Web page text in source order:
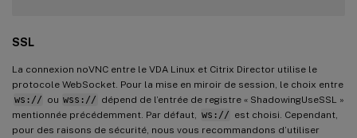
SSL
La connexion noVNC entre le VDA Linux et Citrix Director utilise le
protocole WebSocket. Pour la mise en miroir de session, le choix entre
ws:// ou wss:// dépend de l’entrée de registre « ShadowingUseSSL »
mentionnée précédemment. Par défaut,
ws:// est choisi. Cependant,
pour des raisons de sécurité, nous vous recommandons d’utiliser